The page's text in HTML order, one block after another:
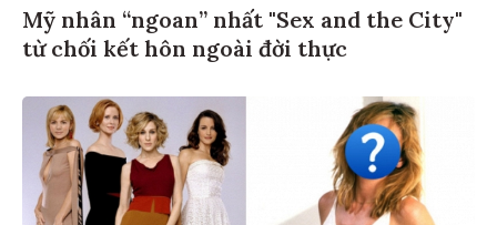
Mỹ nhân “ngoan” nhất "Sex and the City"
từ chối kết hôn ngoài đời thực